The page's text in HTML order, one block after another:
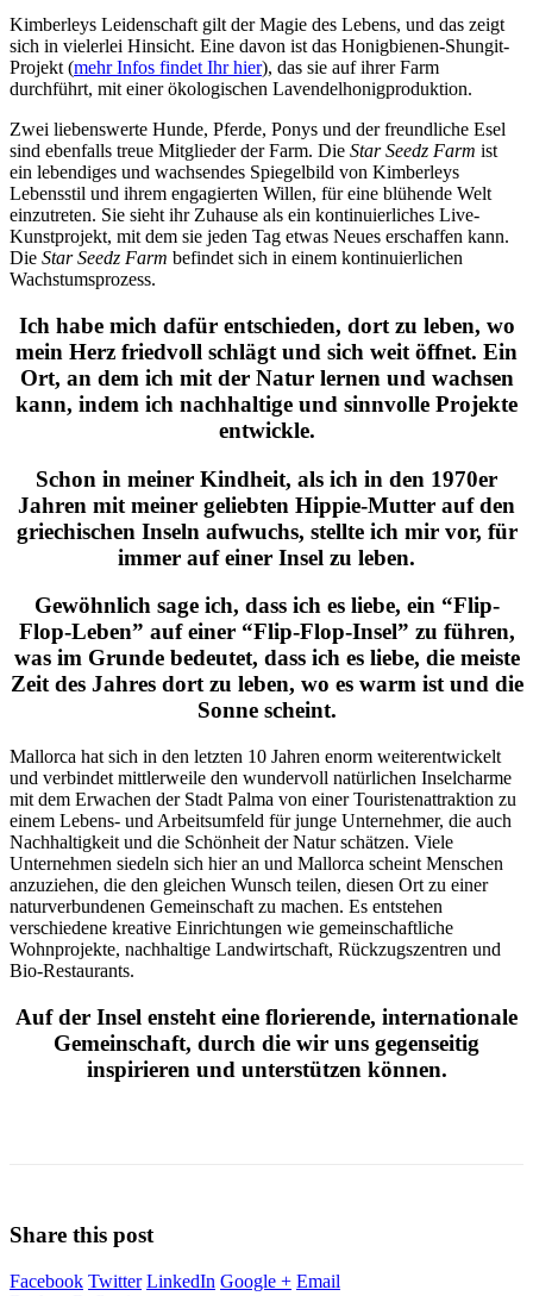
Kimberleys Leidenschaft gilt der Magie des Lebens, und das zeigt
sich in vielerlei Hinsicht. Eine davon ist das Honigbienen-Shungit-
Projekt (mehr Infos findet Ihr hier), das sie auf ihrer Farm
durchführt, mit einer ökologischen Lavendelhonigproduktion.
Zwei liebenswerte Hunde, Pferde, Ponys und der freundliche Esel
sind ebenfalls treue Mitglieder der Farm. Die Star Seedz Farm ist
ein lebendiges und wachsendes Spiegelbild von Kimberleys
Lebensstil und ihrem engagierten Willen, für eine blühende Welt
einzutreten. Sie sieht ihr Zuhause als ein kontinuierliches Live-
Kunstprojekt, mit dem sie jeden Tag etwas Neues erschaffen kann.
Die Star Seedz Farm befindet sich in einem kontinuierlichen
Wachstumsprozess.
Ich habe mich dafür entschieden, dort zu leben, wo
mein Herz friedvoll schlägt und sich weit öffnet. Ein
Ort, an dem ich mit der Natur lernen und wachsen
kann, indem ich nachhaltige und sinnvolle Projekte
entwickle.
Schon in meiner Kindheit, als ich in den 1970er
Jahren mit meiner geliebten Hippie-Mutter auf den
griechischen Inseln aufwuchs, stellte ich mir vor, für
immer auf einer Insel zu leben.
Gewöhnlich sage ich, dass ich es liebe, ein “Flip-
Flop-Leben” auf einer “Flip-Flop-Insel” zu führen,
was im Grunde bedeutet, dass ich es liebe, die meiste
Zeit des Jahres dort zu leben, wo es warm ist und die
Sonne scheint.
Mallorca hat sich in den letzten 10 Jahren enorm weiterentwickelt
und verbindet mittlerweile den wundervoll natürlichen Inselcharme
mit dem Erwachen der Stadt Palma von einer Touristenattraktion zu
einem Lebens- und Arbeitsumfeld für junge Unternehmer, die auch
Nachhaltigkeit und die Schönheit der Natur schätzen. Viele
Unternehmen siedeln sich hier an und Mallorca scheint Menschen
anzuziehen, die den gleichen Wunsch teilen, diesen Ort zu einer
naturverbundenen Gemeinschaft zu machen. Es entstehen
verschiedene kreative Einrichtungen wie gemeinschaftliche
Wohnprojekte, nachhaltige Landwirtschaft, Rückzugszentren und
Bio-Restaurants.
Auf der Insel ensteht eine florierende, internationale
Gemeinschaft, durch die wir uns gegenseitig
inspirieren und unterstützen können.
Share this post
Facebook Twitter LinkedIn Google + Email